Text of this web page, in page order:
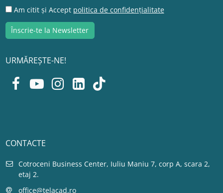
Am citit și Accept politica de confidențialitate
URMĂREȘTE-NE!
CONTACTE
Cotroceni Business Center, Iuliu Maniu 7, corp A, scara 2,
etaj 2.
office@telacad.ro